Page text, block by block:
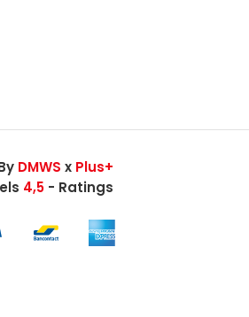
DMWS x Plus+
4,5 - Ratings